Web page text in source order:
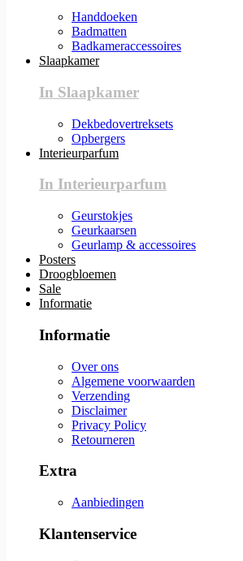
Handdoeken
Badmatten
Badkameraccessoires
Slaapkamer
In Slaapkamer
Dekbedovertreksets
Opbergers
Interieurparfum
In Interieurparfum
Geurstokjes
Geurkaarsen
Geurlamp & accessoires
Posters
Droogbloemen
Sale
Informatie
Informatie
Over ons
Algemene voorwaarden
Verzending
Disclaimer
Privacy Policy
Retourneren
Extra
Aanbiedingen
Klantenservice